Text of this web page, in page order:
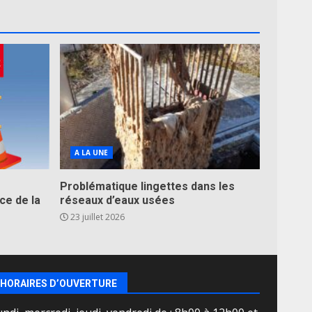
de la
A LA UNE
Problématique lingettes dans les
réseaux d’eaux usées
23 juillet 2026
HORAIRES D’OUVERTURE